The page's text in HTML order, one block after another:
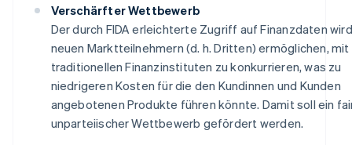
Verschärfter Wettbewerb
Der durch FIDA erleichterte Zugriff auf Finanzdaten
neuen Marktteilnehmern (d. h. Dritten) ermöglichen, mit
traditionellen Finanzinstituten zu konkurrieren, was zu
niedrigeren Kosten für die den Kundinnen und Kunden
angebotenen Produkte führen könnte. Damit soll ein
unparteiischer Wettbewerb gefördert werden.